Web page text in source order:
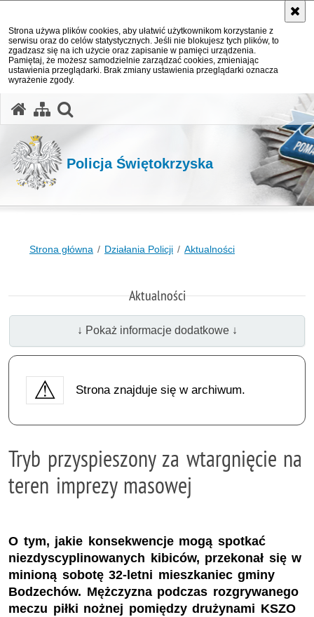
Strona używa plików cookies, aby ułatwić użytkownikom korzystanie z
serwisu oraz do celów statystycznych. Jeśli nie blokujesz tych plików, to
zgadzasz się na ich użycie oraz zapisanie w pamięci urządzenia.
Pamiętaj, że możesz samodzielnie zarządzać cookies, zmieniając
ustawienia przeglądarki. Brak zmiany ustawienia przeglądarki oznacza
wyrażenie zgody.
Policja Świętokrzyska
Strona główna Działania Policji Aktualności
Aktualności
↓ Pokaż informacje dodatkowe ↓
Strona znajduje się w archiwum.
Tryb przyspieszony za wtargnięcie na
teren imprezy masowej
O tym, jakie konsekwencje mogą spotkać
niezdyscyplinowanych kibiców, przekonał się w
minioną sobotę 32-letni mieszkaniec gminy
Bodzechów. Mężczyzna podczas rozgrywanego
meczu piłki nożnej pomiędzy drużynami KSZO